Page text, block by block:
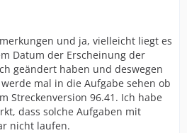
und ja, vielleicht liegt es
Datum der Erscheinung der
geändert haben und deswegen
mal in die Aufgabe sehen ob
Streckenversion 96.41. Ich habe
dass solche Aufgaben mit
nicht laufen.